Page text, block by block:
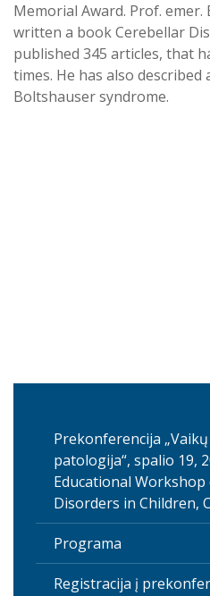
Memorial Award. Prof.
written a book Cerebellar
published 345 articles, that
times. He has also described
Boltshauser syndrome.
Prekonferencija
patologija“, spalio 19,
Educational
Disorders in Children,
Programa
Registracija į